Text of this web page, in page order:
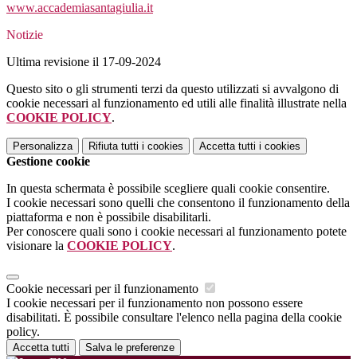
www.accademiasantagiulia.it
Notizie
Ultima revisione il 17-09-2024
Questo sito o gli strumenti terzi da questo utilizzati si avvalgono di
cookie necessari al funzionamento ed utili alle finalità illustrate nella
COOKIE POLICY.
Personalizza Rifiuta tutti i cookies Accetta tutti i cookies
Gestione cookie
In questa schermata è possibile scegliere quali cookie consentire.
I cookie necessari sono quelli che consentono il funzionamento della
piattaforma e non è possibile disabilitarli.
Per conoscere quali sono i cookie necessari al funzionamento potete
visionare la COOKIE POLICY.
Cookie necessari per il funzionamento
I cookie necessari per il funzionamento non possono essere
disabilitati. È possibile consultare l'elenco nella pagina della cookie
policy.
Accetta tutti Salva le preferenze